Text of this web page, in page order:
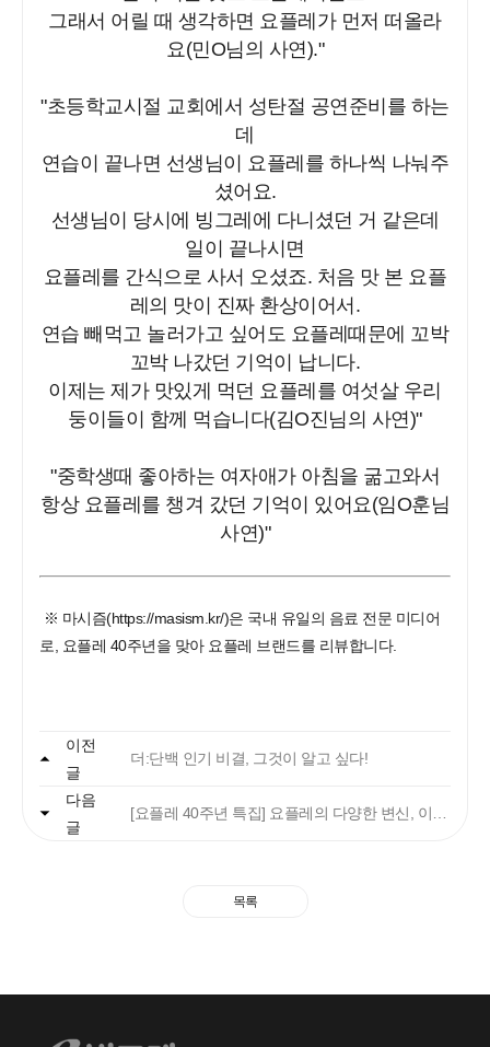
빙그레
궁금한 내용은 아래의 버튼을 선택해
그래서 어릴 때 생각하면 요플레가 먼저 떠올라
요(민O님의 사연)."
"초등학교시절 교회에서 성탄절 공연준비를 하는
데
연습이 끝나면 선생님이 요플레를 하나씩 나눠주
셨어요.
선생님이 당시에 빙그레에 다니셨던 거 같은데
일이 끝나시면
요플레를 간식으로 사서 오셨죠. 처음 맛 본 요플
레의 맛이 진짜 환상이어서.
연습 빼먹고 놀러가고 싶어도 요플레때문에 꼬박
꼬박 나갔던 기억이 납니다.
이제는 제가 맛있게 먹던 요플레를 여섯살 우리
둥이들이 함께 먹습니다(김O진님의 사연)"
"중학생때 좋아하는 여자애가 아침을 굶고와서
항상 요플레를 챙겨 갔던 기억이 있어요(임O훈님
사연)"
※ 마시즘(https://masism.kr/)은 국내 유일의 음료 전문 미디어
로, 요플레 40주년을 맞아 요플레 브랜드를 리뷰합니다.
이전
글
더:단백 인기 비결, 그것이 알고 싶다!
다음
글
목록